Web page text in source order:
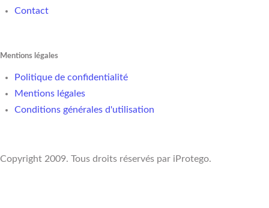
Contact
Mentions légales
Politique de confidentialité
Mentions légales
Conditions générales d'utilisation
Copyright 2009. Tous droits réservés par iProtego.